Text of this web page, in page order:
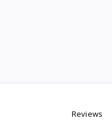
Reviews